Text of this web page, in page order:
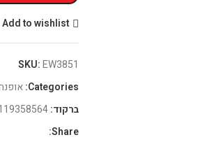
Add to wishlist
SKU:EW3851
Categories:
ברקוד:
Share: